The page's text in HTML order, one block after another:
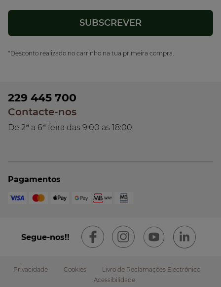
*Desconto realizado no carrinho na tua primeira compra.
229 445 700
Contacte-nos
De 2a a 6a feira das 9:00 as 18:00
Pagamentos
Segue-nos!!
Privacidade Cookies
Livro de Reclamações Electrónico
Acessibilidade